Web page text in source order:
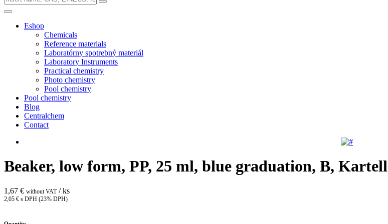
Eshop
Chemicals
Reference materials
Laboratórny spotrebný materiál
Laboratory Instruments
Practical chemistry
Photo chemistry
Pool chemistry
Pool chemistry
Blog
Centralchem
Contact
Beaker, low form, PP, 25 ml, blue graduation, B, Kartell
1,67 € without VAT/ ks
2,05 € s DPH (23% DPH)